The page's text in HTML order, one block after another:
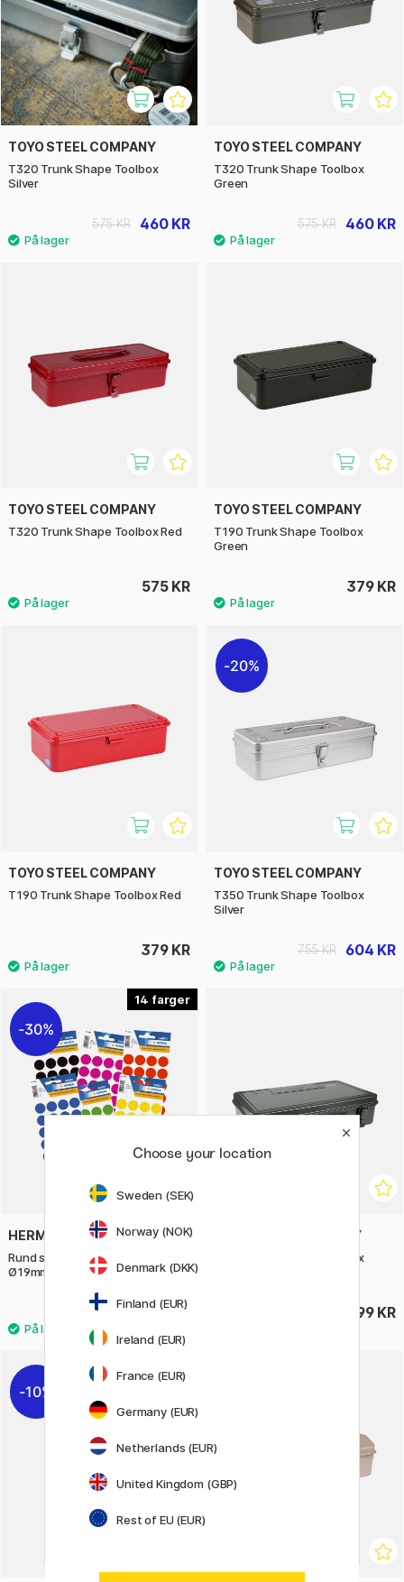
TOYO STEEL COMPANY
T320 Trunk Shape Toolbox
Silver
460 KR
575 KR
TOYO STEEL COMPANY
T320 Trunk Shape Toolbox
Green
460 KR
575 KR
TOYO STEEL COMPANY
T320 Trunk Shape Toolbox Red
575 KR
TOYO STEEL COMPANY
T190 Trunk Shape Toolbox
Green
379 KR
TOYO STEEL COMPANY
T190 Trunk Shape Toolbox Red
379 KR
20%
TOYO STEEL COMPANY
T350 Trunk Shape Toolbox
Silver
604 KR
755 KR
14
30%
HERMA
Rund selvklebende etikett
Ø19mm 100-pk
21 KR
30 KR
TOYO STEEL COMPANY
T360 Trunk Shape Toolbox
899 KR
10%
Choose your location
Sweden (SEK)
Norway (NOK)
Denmark (DKK)
Finland (EUR)
Ireland (EUR)
France (EUR)
Germany (EUR)
Netherlands (EUR)
United Kingdom (GBP)
Rest of EU (EUR)